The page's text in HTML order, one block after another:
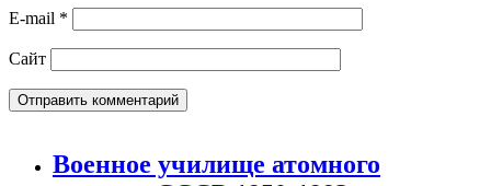
E-mail *
Сайт
Военное училище атомного